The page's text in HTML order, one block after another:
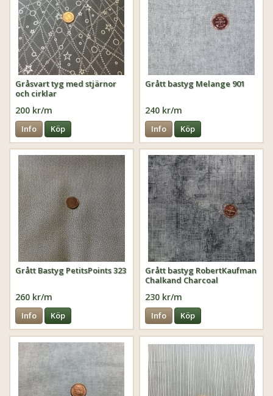
Gråsvart tyg med stjärnor
och cirklar
200 kr/m
Info Köp
Grått bastyg Melange 901
240 kr/m
Info Köp
Grått Bastyg PetitsPoints 323
260 kr/m
Info Köp
Grått bastyg RobertKaufman
Chalkand Charcoal
230 kr/m
Info Köp